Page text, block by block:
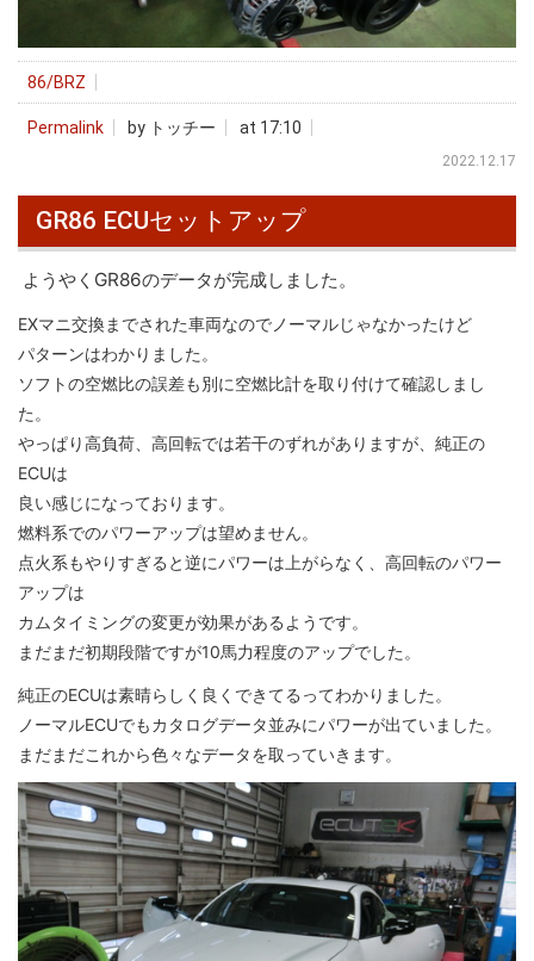
86/BRZ
Permalink by トッチー at 17:10
2022.12.17
GR86 ECUセットアップ
ようやくGR86のデータが完成しました。
EXマニ交換までされた車両なのでノーマルじゃなかったけど
パターンはわかりました。
ソフトの空燃比の誤差も別に空燃比計を取り付けて確認しまし
た。
やっぱり高負荷、高回転では若干のずれがありますが、純正の
ECUは
良い感じになっております。
燃料系でのパワーアップは望めません。
点火系もやりすぎると逆にパワーは上がらなく、高回転のパワー
アップは
カムタイミングの変更が効果があるようです。
まだまだ初期段階ですが10馬力程度のアップでした。
純正のECUは素晴らしく良くできてるってわかりました。
ノーマルECUでもカタログデータ並みにパワーが出ていました。
まだまだこれから色々なデータを取っていきます。